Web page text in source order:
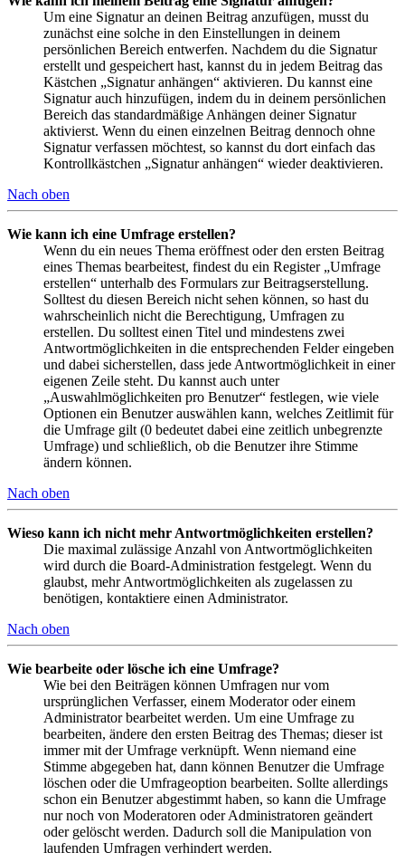
Um eine Signatur an deinen Beitrag anzufügen, musst du
zunächst eine solche in den Einstellungen in deinem
persönlichen Bereich entwerfen. Nachdem du die Signatur
erstellt und gespeichert hast, kannst du in jedem Beitrag das
Kästchen „Signatur anhängen“ aktivieren. Du kannst eine
Signatur auch hinzufügen, indem du in deinem persönlichen
Bereich das standardmäßige Anhängen deiner Signatur
aktivierst. Wenn du einen einzelnen Beitrag dennoch ohne
Signatur verfassen möchtest, so kannst du dort einfach das
Kontrollkästchen „Signatur anhängen“ wieder deaktivieren.
Nach oben
Wie kann ich eine Umfrage erstellen?
Wenn du ein neues Thema eröffnest oder den ersten Beitrag
eines Themas bearbeitest, findest du ein Register „Umfrage
erstellen“ unterhalb des Formulars zur Beitragserstellung.
Solltest du diesen Bereich nicht sehen können, so hast du
wahrscheinlich nicht die Berechtigung, Umfragen zu
erstellen. Du solltest einen Titel und mindestens zwei
Antwortmöglichkeiten in die entsprechenden Felder eingeben
und dabei sicherstellen, dass jede Antwortmöglichkeit in einer
eigenen Zeile steht. Du kannst auch unter
„Auswahlmöglichkeiten pro Benutzer“ festlegen, wie viele
Optionen ein Benutzer auswählen kann, welches Zeitlimit für
die Umfrage gilt (0 bedeutet dabei eine zeitlich unbegrenzte
Umfrage) und schließlich, ob die Benutzer ihre Stimme
ändern können.
Nach oben
Wieso kann ich nicht mehr Antwortmöglichkeiten erstellen?
Die maximal zulässige Anzahl von Antwortmöglichkeiten
wird durch die Board-Administration festgelegt. Wenn du
glaubst, mehr Antwortmöglichkeiten als zugelassen zu
benötigen, kontaktiere einen Administrator.
Nach oben
Wie bearbeite oder lösche ich eine Umfrage?
Wie bei den Beiträgen können Umfragen nur vom
ursprünglichen Verfasser, einem Moderator oder einem
Administrator bearbeitet werden. Um eine Umfrage zu
bearbeiten, ändere den ersten Beitrag des Themas; dieser ist
immer mit der Umfrage verknüpft. Wenn niemand eine
Stimme abgegeben hat, dann können Benutzer die Umfrage
löschen oder die Umfrageoption bearbeiten. Sollte allerdings
schon ein Benutzer abgestimmt haben, so kann die Umfrage
nur noch von Moderatoren oder Administratoren geändert
oder gelöscht werden. Dadurch soll die Manipulation von
laufenden Umfragen verhindert werden.